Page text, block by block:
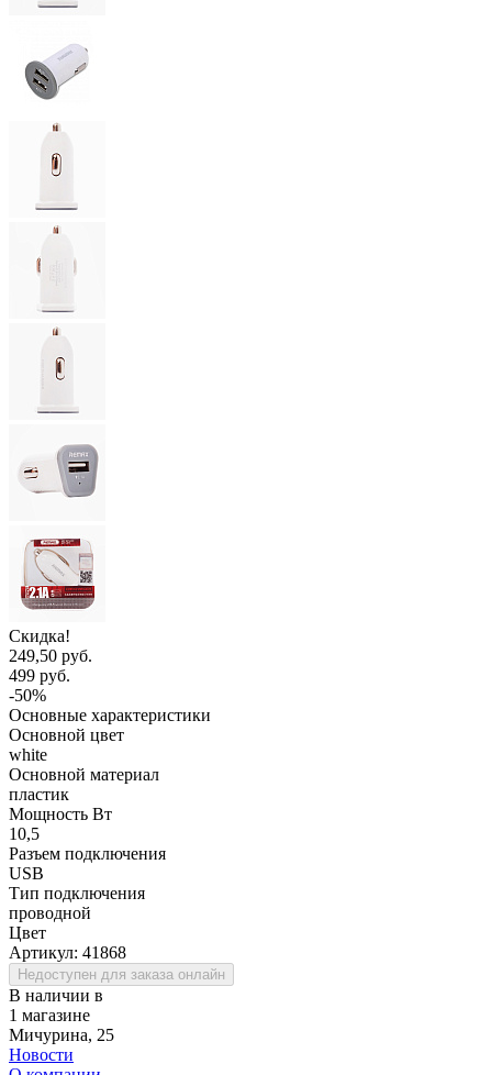
Скидка!
249,50 руб.
499 руб.
-50%
Основные характеристики
Основной цвет
white
Основной материал
пластик
Мощность Вт
10,5
Разъем подключения
USB
Тип подключения
проводной
Цвет
Артикул: 41868
Недоступен для заказа онлайн
В наличии в
1 магазине
Мичурина, 25
Новости